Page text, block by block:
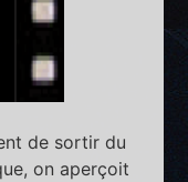
de sortir du
on aperçoit